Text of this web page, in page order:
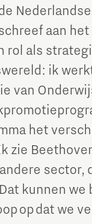
aan
rol als
ik
van
het
zie
sector,
kunnen we
op dat we